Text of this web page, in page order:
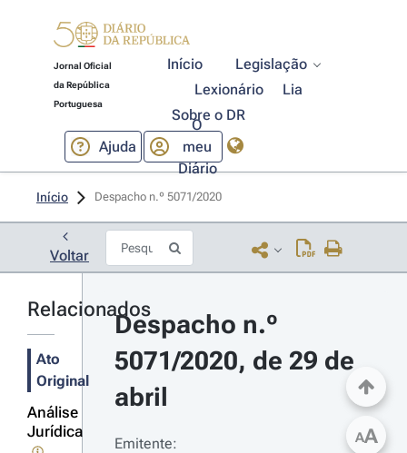
Jornal Oficial
da República
Portuguesa
Início
Legislação
Lexionário
Lia
Sobre o DR
Ajuda
O
meu
Diário
Início Despacho n.º 5071/2020
Voltar
Relacionados
Ato
Original
Análise
Jurídica
Despacho n.º
5071/2020, de 29 de
abril
Emitente:
AA